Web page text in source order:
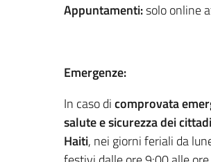
Appuntamenti:solo online
Emergenze:
In caso dicomprovata
salute e sicurezza dei
Haiti, nei giorni feriali da